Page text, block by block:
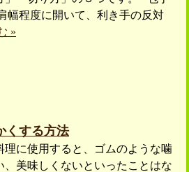
幅程度に開いて、利き手の反対
»
くする方法
理に使用すると、ゴムのような噛
、美味しくないといったことはな